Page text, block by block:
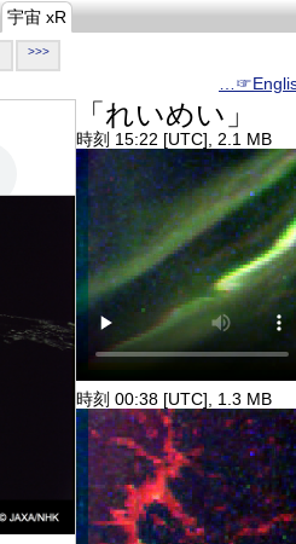
宇宙 xR
>>>
「れいめい」
時刻 15:22 [UTC], 2.1 MB
時刻 00:38 [UTC], 1.3 MB